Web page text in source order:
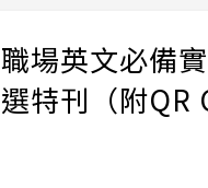
職場英文必備
選特刊（附QR